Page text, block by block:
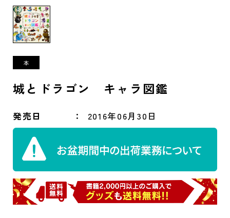
城とドラゴン キャラ図鑑
発売日 2016年06月30日